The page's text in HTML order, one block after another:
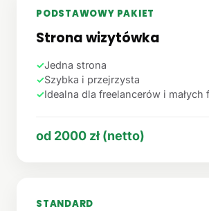
PODSTAWOWY PAKIET
Strona wizytówka
✓Jedna strona
✓Szybka i przejrzysta
✓Idealna dla freelancerów i małych
od 2000 zł (netto)
STANDARD